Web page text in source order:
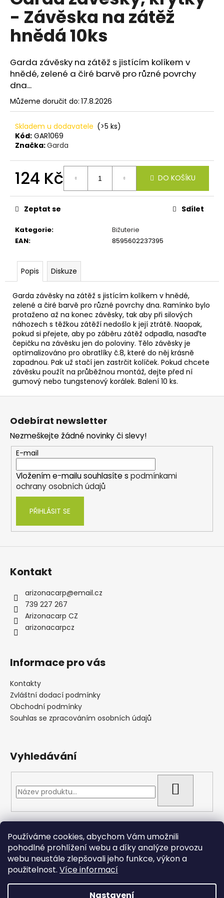
Používáme cookies, abychom Vám umožnili
pohodlné prohlížení webu a díky analýze provozu
webu neustále zlepšovali jeho funkce, výkon a
použitelnost. Více informací
Nastavení
z
5
hvězdiček.
- Závěska na zátěž
hnědá 10ks
Garda závěsky na zátěž s jistícím kolíkem v
hnědé, zelené a čiré barvě pro různé povrchy
dna...
Můžeme doručit do: 17.8.2026
Skladem u dodavatele (>5 ks)
Kód: GAR1069
Značka:Garda
124 Kč
cena:
DO KOŠÍKU
Kategorie:
Bižuterie
EAN: 8595602237395
Zeptat se Sdílet
Popis Diskuze
Garda závěsky na zátěž s jistícím kolíkem v hnědé,
zelené a čiré barvě pro různé povrchy dna. Ramínko bylo
protaženo až na konec závěsky, tak aby při silových
náhozech s těžkou zátěží nedošlo k její ztrátě. Naopak,
pokud si přejete, aby po záběru zátěž odpadla, nasaďte
čepičku na závěsku jen do poloviny. Tělo závěsky je
optimalizováno pro obratlíky č.8, které do něj krásně
zapadnou. Pak už stačí jen zastrčit kolíček. Pokud chcete
závěsku použít na průběžnou montáž, dejte před ní
gumový nebo tungstenový korálek. Balení 10 ks.
a
j
í
?
D
o
o
u
č
u
e
OLOVĚNÉ
KRMÍTKO
S
TRUBIČKOU
DELPHIN
EAZYSIX
44
Kč
Z
Odebírat newsletter
Nezmeškejte žádné novinky či slevy!
E-mail
Vložením e-mailu souhlasíte s podmínkami
ochrany osobních údajů
PŘIHLÁSIT SE
Kontakt
arizonacarp@email.cz
739 227 267
Arizonacarp CZ
arizonacarpcz
Informace pro vás
Kontakty
Zvláštní dodací podmínky
Obchodní podmínky
Souhlas se zpracováním osobních údajů
Vyhledávání
Přijímáme online platby